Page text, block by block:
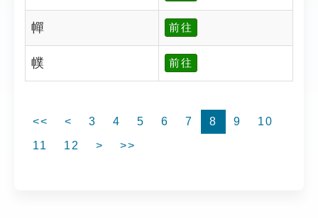
幝 前往
幞 前往
<< < 3 4 5 6 7 8 9
10
11
12 > >>